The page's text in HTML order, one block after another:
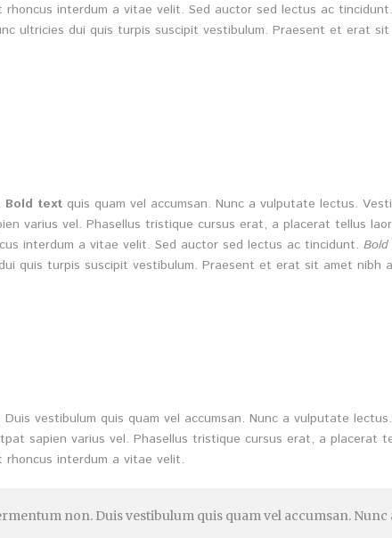
interdum a vitae velit. Sed auctor sed lectus ac
ultricies dui quis turpis suscipit vestibulum. Praesent et erat
Bold text quis quam vel accumsan. Nunc a vulputate lectus.
varius vel. Phasellus tristique cursus erat, a placerat tellus
interdum a vitae velit. Sed auctor sed lectus ac tincidunt.
quis turpis suscipit vestibulum. Praesent et erat sit amet nibh
vestibulum quis quam vel accumsan. Nunc a vulputate
sapien varius vel. Phasellus tristique cursus erat, a placerat
rhoncus interdum a vitae velit.
non. Duis vestibulum quis quam vel accumsan. Nunc